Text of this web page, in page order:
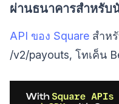
ผ่านธนาคารสำหรับ
API ของ Square สำห
/v2/payouts, โทเค็น